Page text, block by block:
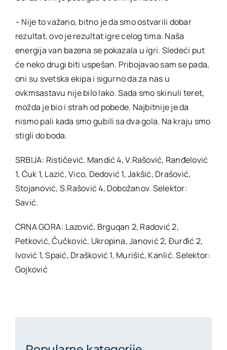
– Nije to važano, bitno je da smo ostvarili dobar
rezultat. ovo je rezultat igre celog tima. Naša
energija van bazena se pokazala u igri. Sledeći put
će neko drugi biti uspešan. Pribojavao sam se pada,
oni su svetska ekipa i sigurno da za nas u
ovkmsastavu nije bilo lako. Sada smo skinuli teret,
možda je bio i strah od pobede. Najbitnije je da
nismo pali kada smo gubili sa dva gola. Na kraju smo
stigli do boda.
SRBIJA: Rističević, Mandić 4, V.Rašović, Ranđelović
1, Ćuk 1, Lazić, Vico, Dedović 1, Jakšić, Drašović,
Stojanović, S.Rašović 4, Dobožanov. Selektor:
Savić.
CRNA GORA: Lazović, Brguqan 2, Radović 2,
Petković, Čučković, Ukropina, Janović 2, Đurđić 2,
Ivović 1, Spaić, Drašković 1, Murišić, Kanlić. Selektor:
Gojković